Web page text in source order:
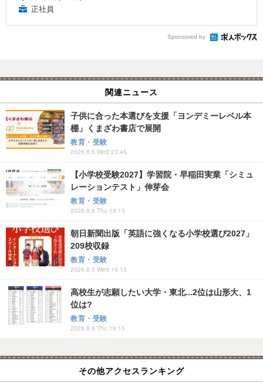
正社員
Sponsored by
関連ニュース
子供に合った本選びを支援「ヨンデミーレベル本
棚」くまざわ書店で展開
教育・受験
2026.8.5 Wed 23:45
【小学校受験2027】学習院・早稲田実業「シミュ
レーションテスト」伸芽会
教育・受験
2026.8.6 Thu 18:15
朝日新聞出版「英語に強くなる小学校選び2027」
209校収録
教育・受験
2026.8.5 Wed 19:15
高校生が志願したい大学・東北...2位は山形大、1
位は?
教育・受験
2026.8.6 Thu 16:15
その他アクセスランキング